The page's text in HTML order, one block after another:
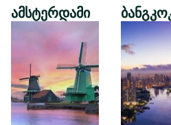
ამსტერდამი